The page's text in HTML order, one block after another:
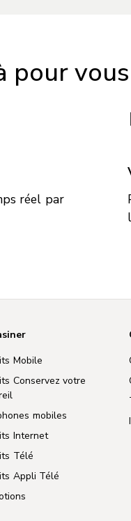
pour
réel par
Mobile
Conservez votre
mobiles
Internet
Télé
Appli Télé